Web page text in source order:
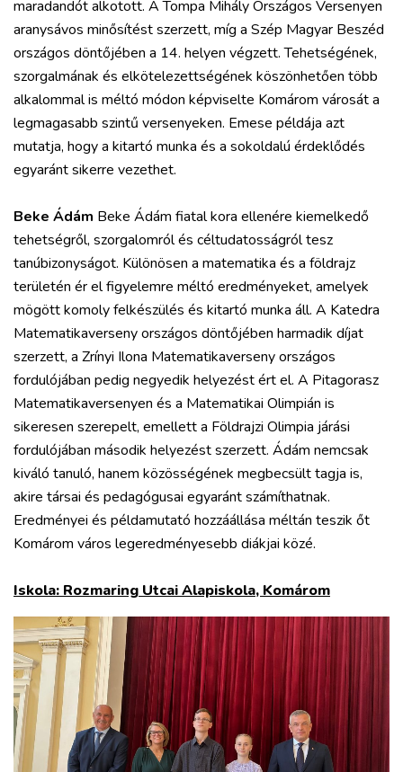
maradandót alkotott. A Tompa Mihály Országos Versenyen
aranysávos minősítést szerzett, míg a Szép Magyar Beszéd
országos döntőjében a 14. helyen végzett. Tehetségének,
szorgalmának és elkötelezettségének köszönhetően több
alkalommal is méltó módon képviselte Komárom városát a
legmagasabb szintű versenyeken. Emese példája azt
mutatja, hogy a kitartó munka és a sokoldalú érdeklődés
egyaránt sikerre vezethet.
Beke Ádám Beke Ádám fiatal kora ellenére kiemelkedő
tehetségről, szorgalomról és céltudatosságról tesz
tanúbizonyságot. Különösen a matematika és a földrajz
területén ér el figyelemre méltó eredményeket, amelyek
mögött komoly felkészülés és kitartó munka áll. A Katedra
Matematikaverseny országos döntőjében harmadik díjat
szerzett, a Zrínyi Ilona Matematikaverseny országos
fordulójában pedig negyedik helyezést ért el. A Pitagorasz
Matematikaversenyen és a Matematikai Olimpián is
sikeresen szerepelt, emellett a Földrajzi Olimpia járási
fordulójában második helyezést szerzett. Ádám nemcsak
kiváló tanuló, hanem közösségének megbecsült tagja is,
akire társai és pedagógusai egyaránt számíthatnak.
Eredményei és példamutató hozzáállása méltán teszik őt
Komárom város legeredményesebb diákjai közé.
Iskola: Rozmaring Utcai Alapiskola, Komárom